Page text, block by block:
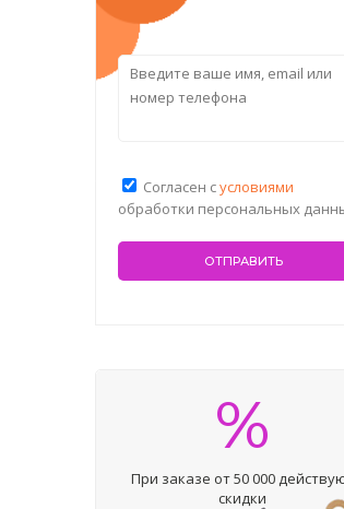
Согласен сусловиями
обработки персональных
%
При заказе от 50 000
скидки